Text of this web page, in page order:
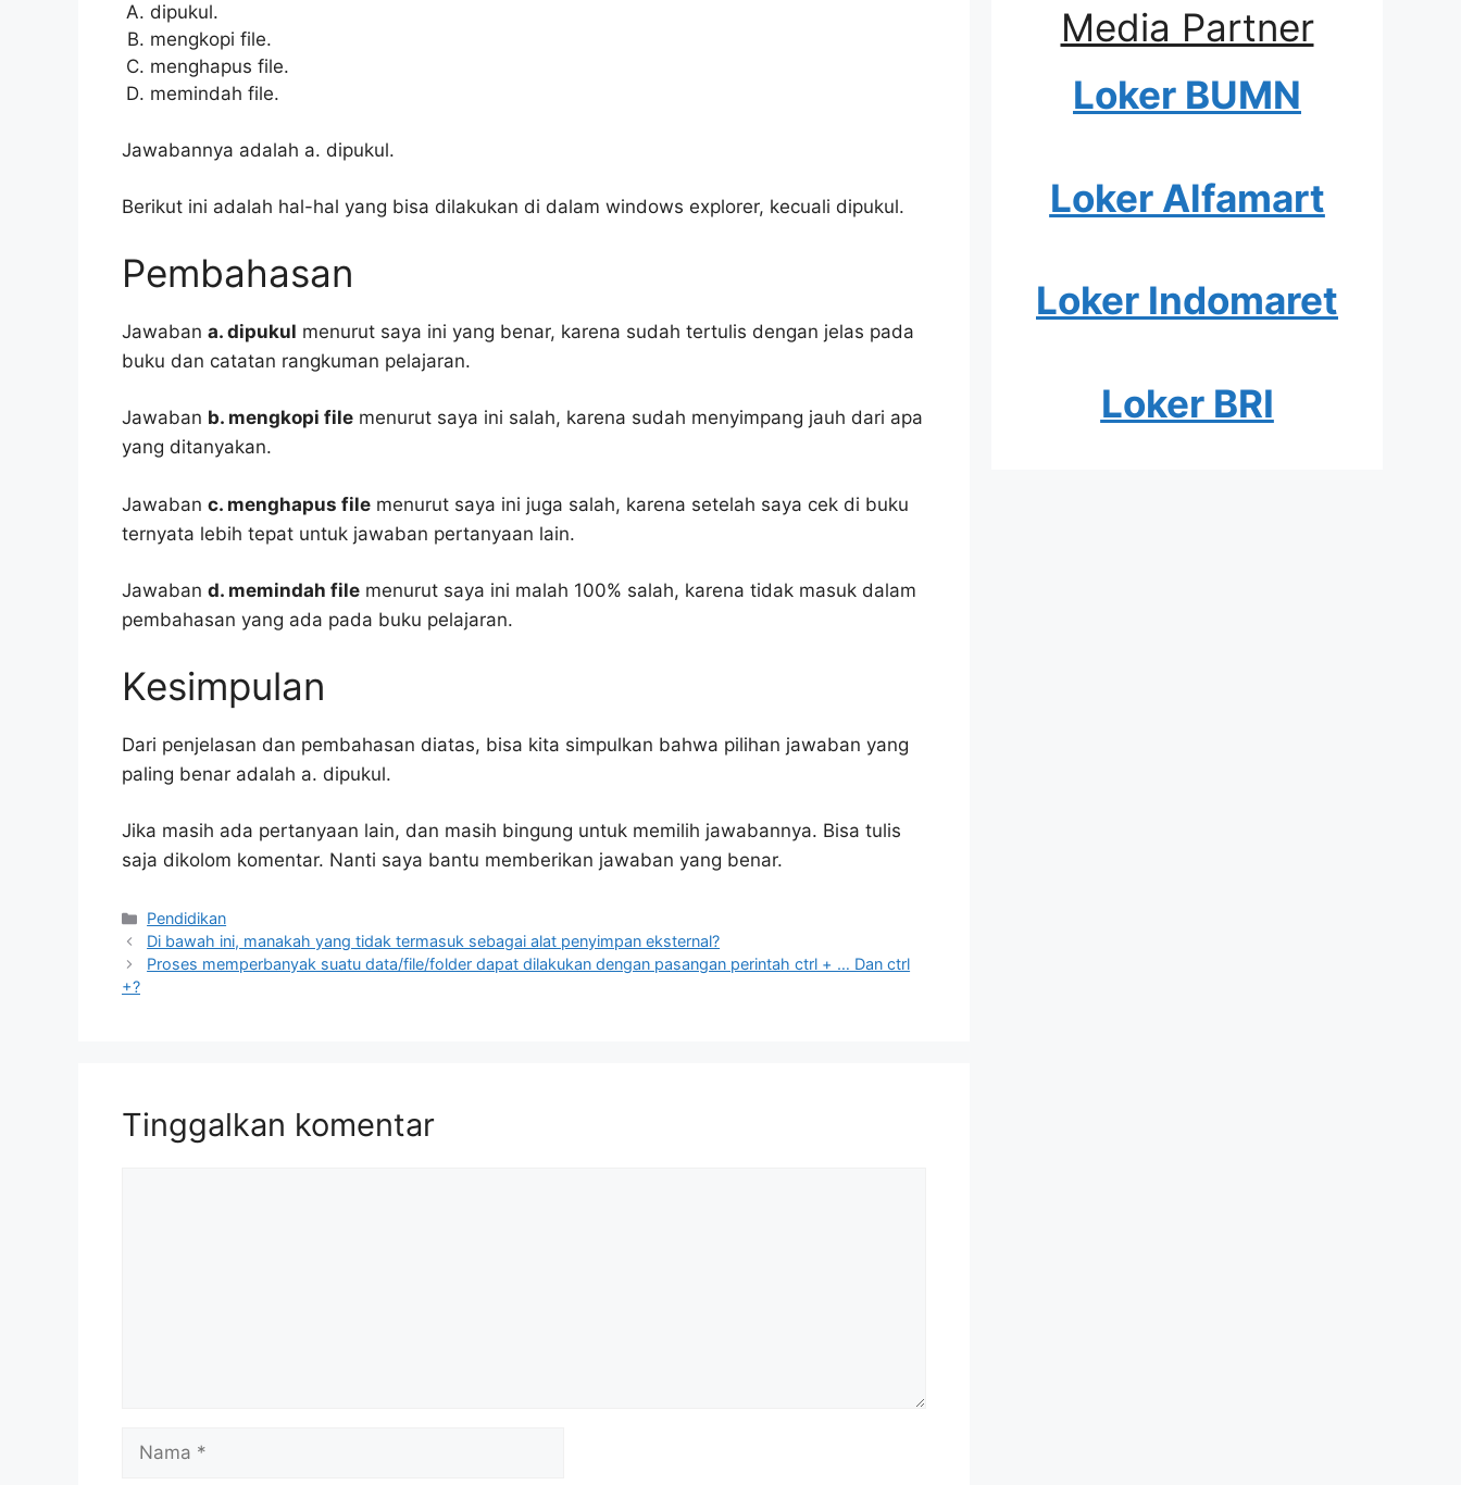
dipukul.
mengkopi file.
menghapus file.
memindah file.
Jawabannya adalah a. dipukul.
Berikut ini adalah hal-hal yang bisa dilakukan di dalam windows explorer, kecuali dipukul.
Pembahasan
Jawaban a. dipukul menurut saya ini yang benar, karena sudah tertulis dengan jelas pada
buku dan catatan rangkuman pelajaran.
Jawaban b. mengkopi file menurut saya ini salah, karena sudah menyimpang jauh dari apa
yang ditanyakan.
Jawaban c. menghapus file menurut saya ini juga salah, karena setelah saya cek di buku
ternyata lebih tepat untuk jawaban pertanyaan lain.
Jawaban d. memindah file menurut saya ini malah 100% salah, karena tidak masuk dalam
pembahasan yang ada pada buku pelajaran.
Kesimpulan
Dari penjelasan dan pembahasan diatas, bisa kita simpulkan bahwa pilihan jawaban yang
paling benar adalah a. dipukul.
Jika masih ada pertanyaan lain, dan masih bingung untuk memilih jawabannya. Bisa tulis
saja dikolom komentar. Nanti saya bantu memberikan jawaban yang benar.
Kategori
Pendidikan
Di bawah ini, manakah yang tidak termasuk sebagai alat penyimpan eksternal?
Proses memperbanyak suatu data/file/folder dapat dilakukan dengan pasangan perintah ctrl + … Dan ctrl
+?
Tinggalkan komentar
Nama
Media Partner
Loker BUMN
Loker Alfamart
Loker Indomaret
Loker BRI